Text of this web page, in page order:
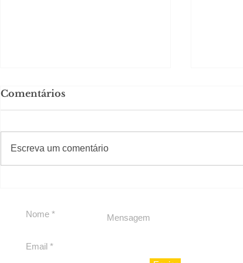
para São Paulo
Comentários
Escreva um comentário
#Sugestões